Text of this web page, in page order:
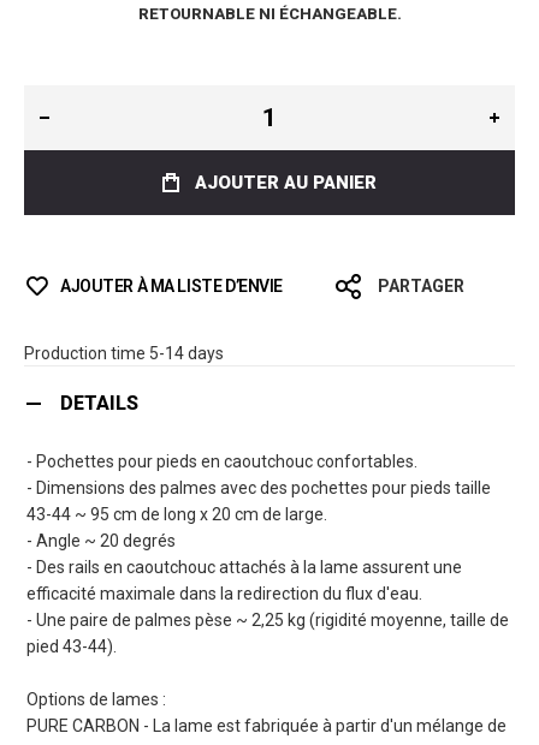
RETOURNABLE NI ÉCHANGEABLE.
AJOUTER AU PANIER
AJOUTER À MA LISTE D’ENVIE PARTAGER
Production time 5-14 days
DETAILS
- Pochettes pour pieds en caoutchouc confortables.
- Dimensions des palmes avec des pochettes pour pieds taille
43-44 ~ 95 cm de long x 20 cm de large.
- Angle ~ 20 degrés
- Des rails en caoutchouc attachés à la lame assurent une
efficacité maximale dans la redirection du flux d'eau.
- Une paire de palmes pèse ~ 2,25 kg (rigidité moyenne, taille de
pied 43-44).
Options de lames :
PURE CARBON - La lame est fabriquée à partir d'un mélange de